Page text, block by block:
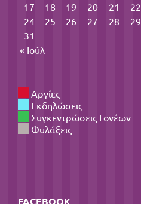
17
18 19 20 21 22
24
25 26 27 28 29
31
« Ιούλ
Αργίες
Εκδηλώσεις
Συγκεντρώσεις Γονέων
Φυλάξεις
FACEBOOK